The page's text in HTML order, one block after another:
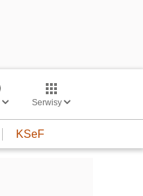
Serwisy
KSeF